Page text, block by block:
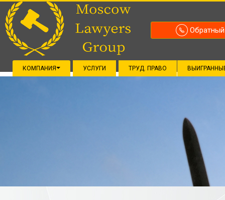
КОМПАНИЯ УСЛУГИ ТРУД. ПРАВО